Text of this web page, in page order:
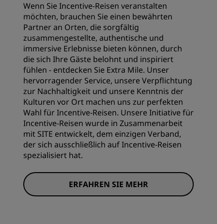
Wenn Sie Incentive-Reisen veranstalten
möchten, brauchen Sie einen bewährten
Partner an Orten, die sorgfältig
zusammengestellte, authentische und
immersive Erlebnisse bieten können, durch
die sich Ihre Gäste belohnt und inspiriert
fühlen - entdecken Sie Extra Mile. Unser
hervorragender Service, unsere Verpflichtung
zur Nachhaltigkeit und unsere Kenntnis der
Kulturen vor Ort machen uns zur perfekten
Wahl für Incentive-Reisen. Unsere Initiative für
Incentive-Reisen wurde in Zusammenarbeit
mit SITE entwickelt, dem einzigen Verband,
der sich ausschließlich auf Incentive-Reisen
spezialisiert hat.
ERFAHREN SIE MEHR